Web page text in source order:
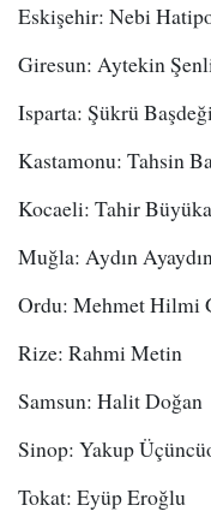
Eskişehir: Nebi
Giresun: Aytekin
Isparta: Şükrü
Kastamonu: Tahsin
Kocaeli: Tahir
Muğla: Aydın
Ordu: Mehmet Hilmi
Rize: Rahmi Metin
Samsun: Halit Doğan
Sinop: Yakup
Tokat: Eyüp Eroğlu